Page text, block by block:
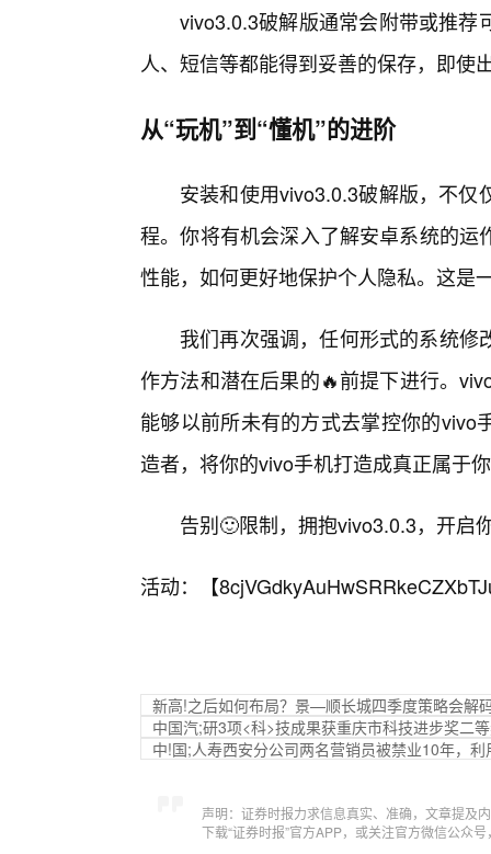
vivo3.0.3破解版通常会附带或推荐
人、短信等都能得到妥善的保存，即使
从“玩机”到“懂机”的进阶
安装和使用vivo3.0.3破解版，不
程。你将有机会深入了解安卓系统的
性能，如何更好地保护个人隐私。这是
我们再次强调，任何形式的系统
作方法和潜在后果的🔥前提下进行。
能够以前所未有的方式去掌控你的vivo
造者，将你的vivo手机打造成真正属于
告别🙂限制，拥抱vivo3.0.3，开启
活动：【
新高!之后如何布局？景—顺长城四季度策略会解
中国汽;研3项<科>技成果获重庆市科技进步奖二
中!国;人寿西安分公司两名营销员被禁业10年，
声明：证券时报力求信息真实、准确，文章提及
下载“证券时报”官方APP，或关注官方微信公众